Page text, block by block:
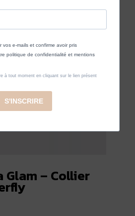
Glam – Collier